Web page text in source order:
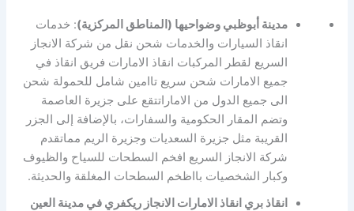
مدينة أبوظبي وضواحيها (المناطق المركزية): خدمات
انقاذ السيارات والخدمات شحن نقل من شركة الانجاز
السريع لقطر المركبات انقاذ الامارات فريق انقاذ في
جميع الامارات شحن سريع تاامين شامل للحمولة شحن
الى جميع الدول من الاماراتتقع على جزيرة العاصمة
وتضم المقار الحكومية والسفارات، بالإضافة إلى الجزر
القريبة مثل جزيرة السعديات وجزيرة الريم مماتقدم
شركة الانجاز السريع افخم السطحات للسياح والظيوف
وكبار الشخصيات بااظخم السطحات المغلقة والحديثة.
انقاذ بري انقاذ الامارات الانجاز ريكفري في مدينة العين